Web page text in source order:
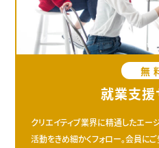
無
就業支援
クリエイティブ業界に精通したエー
活動をきめ細かくフォロー。会員に